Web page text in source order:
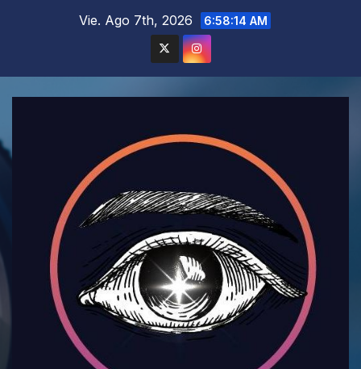
Vie. Ago 7th, 2026 6:58:16 AM